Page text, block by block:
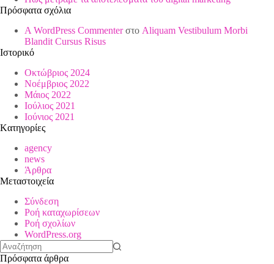
Πρόσφατα σχόλια
A WordPress Commenterστο Aliquam Vestibulum Morbi
Blandit Cursus Risus
Ιστορικό
Οκτώβριος 2024
Νοέμβριος 2022
Μάιος 2022
Ιούλιος 2021
Ιούνιος 2021
Kατηγορίες
agency
news
Άρθρα
Μεταστοιχεία
Σύνδεση
Ροή καταχωρίσεων
Ροή σχολίων
WordPress.org
No
Πρόσφατα άρθρα